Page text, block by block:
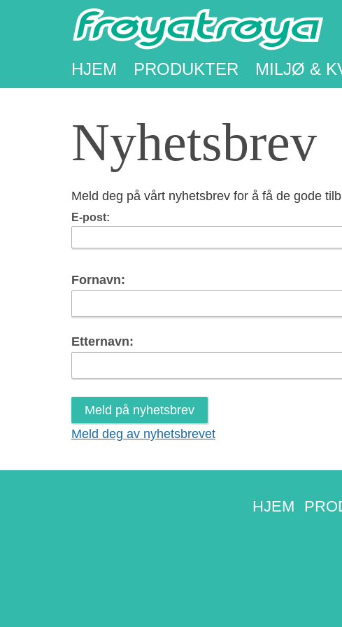
HJEM PRODUKTER MILJØ &
Nyhetsbrev
Meld deg på vårt nyhetsbrev for å få de gode
E-post:
Fornavn:
Etternavn:
Meld deg av nyhetsbrevet
HJEM